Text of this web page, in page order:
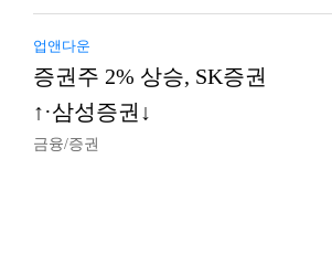
업앤다운
증권주 2% 상승, SK증권
↑·삼성증권↓
금융/증권